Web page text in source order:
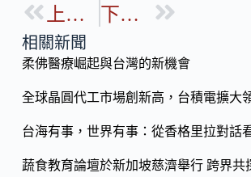
b
o
k
p
Li
n
k
上一篇 下一篇
相關新聞
柔佛醫療崛起與台灣的新機會
全球晶圓代工市場創新高，台積電擴大
台海有事，世界有事：從香格里拉對話
蔬食教育論壇於新加坡慈濟舉行 跨界共